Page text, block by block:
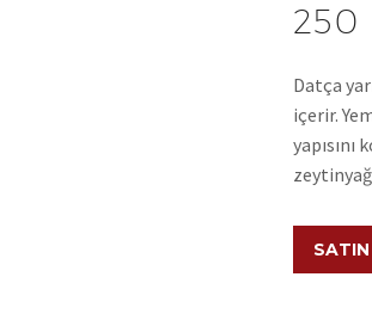
250
Datça
içerir.